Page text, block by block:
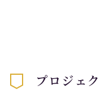
プロジェク